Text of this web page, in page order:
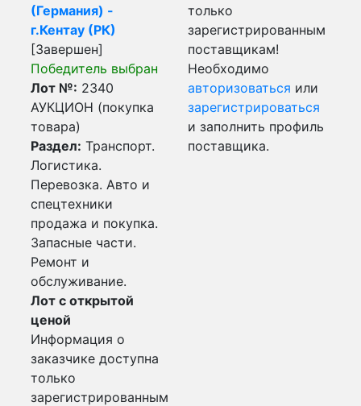
(Германия) -
г.Кентау (РК)
[Завершен]
Победитель выбран
Лот №: 2340
АУКЦИОН (покупка
товара)
Раздел: Транспорт.
Логистика.
Перевозка. Авто и
спецтехники
продажа и покупка.
Запасные части.
Ремонт и
обслуживание.
Лот с открытой
ценой
Информация о
заказчике доступна
только
зарегистрированным
только
зарегистрированным
поставщикам!
Необходимо
авторизоваться или
зарегистрироваться
и заполнить профиль
поставщика.